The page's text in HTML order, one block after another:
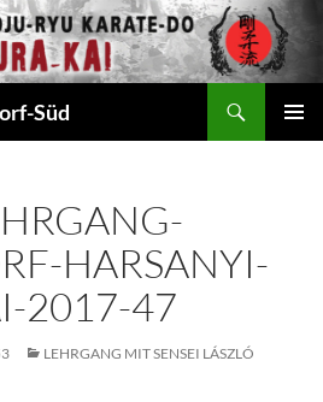
Süd
HARSANYI-
2017-47
LEHRGANG MIT SENSEI LÁSZLÓ